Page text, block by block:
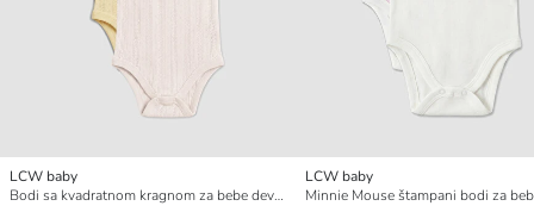
LCW baby
Bodi sa kvadratnom kragnom za bebe devojčice na kopčanje, pakovanje od 3 komada
LCW baby